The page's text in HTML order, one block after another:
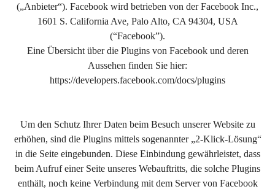
(„Anbieter“). Facebook wird betrieben von der Facebook Inc.,
1601 S. California Ave, Palo Alto, CA 94304, USA
(“Facebook”).
Eine Übersicht über die Plugins von Facebook und deren
Aussehen finden Sie hier:
https://developers.facebook.com/docs/plugins
Um den Schutz Ihrer Daten beim Besuch unserer Website zu
erhöhen, sind die Plugins mittels sogenannter „2-Klick-Lösung“
in die Seite eingebunden. Diese Einbindung gewährleistet, dass
beim Aufruf einer Seite unseres Webauftritts, die solche Plugins
enthält, noch keine Verbindung mit dem Server von Facebook